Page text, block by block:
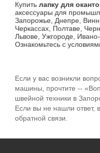
Купить лапку для
аксессуары для
Запорожье, Днепре,
Черкассах, Полтаве,
Львове, Ужгороде,
Ознакомьтесь с
Если у вас возникли
машины, прочтите --
швейной техники в
Если вы не нашли ответ,
обратной связи.